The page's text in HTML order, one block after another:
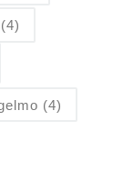
(4)
(4)